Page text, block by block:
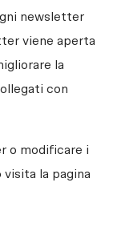
newsletter
viene aperta
la
con
o modificare i
la pagina